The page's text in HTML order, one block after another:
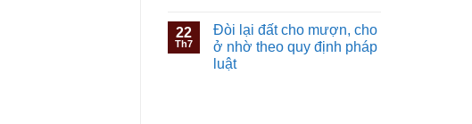
22
Th7
Đòi lại đất cho mượn, cho
ở nhờ theo quy định pháp
luật